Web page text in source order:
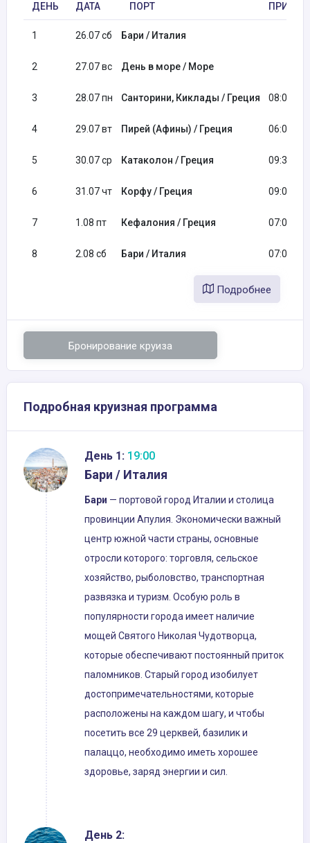
ДЕНЬ ДАТА ПОРТ
1 26.07 сб Бари / Италия
2 27.07 вс День в море / Море
3 28.07 пн Санторини, Киклады / Греция 08:00
4 29.07 вт Пирей (Афины) / Греция 06:00
5 30.07 ср Катаколон / Греция 09:30
6 31.07 чт Корфу / Греция 09:00
7 1.08 пт Кефалония / Греция 07:00
8 2.08 сб Бари / Италия 07:00
Подробнее
Бронирование круиза
Подробная круизная программа
День 1: 19:00
Бари / Италия
Бари — портовой город Италии и столица
провинции Апулия. Экономически важный
центр южной части страны, основные
отросли которого: торговля, сельское
хозяйство, рыболовство, транспортная
развязка и туризм. Особую роль в
популярности города имеет наличие
мощей Святого Николая Чудотворца,
которые обеспечивают постоянный приток
паломников. Старый город изобилует
достопримечательностями, которые
расположены на каждом шагу, и чтобы
посетить все 29 церквей, базилик и
палаццо, необходимо иметь хорошее
здоровье, заряд энергии и сил.
День 2: